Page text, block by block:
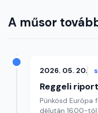
A műsor
2026. 05. 20.
Reggeli riport
Pünkösd Európa
délután 16.00-